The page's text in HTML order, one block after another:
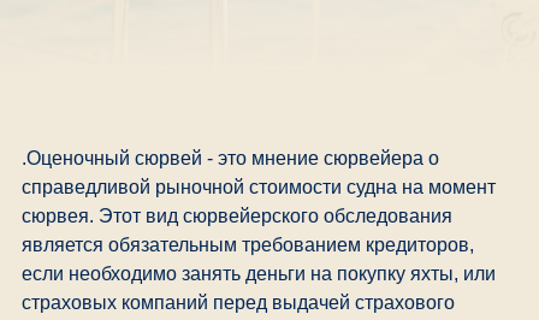
.Оценочный сюрвей - это мнение сюрвейера о
справедливой рыночной стоимости судна на момент
сюрвея. Этот вид сюрвейерского обследования
является обязательным требованием кредиторов,
если необходимо занять деньги на покупку яхты, или
страховых компаний перед выдачей страхового